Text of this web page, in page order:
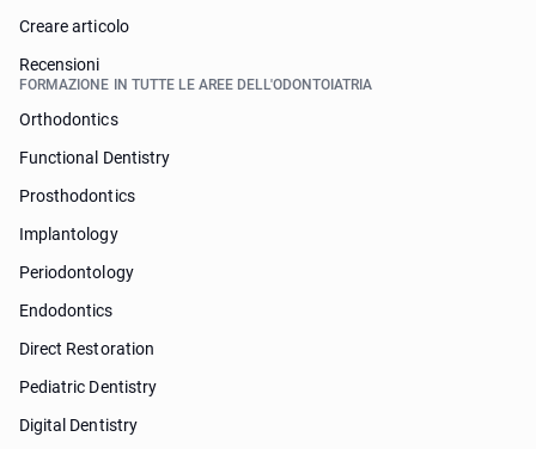
Creare articolo
Recensioni
FORMAZIONE IN TUTTE LE AREE DELL'ODONTOIATRIA
Orthodontics
Functional Dentistry
Prosthodontics
Implantology
Periodontology
Endodontics
Direct Restoration
Pediatric Dentistry
Digital Dentistry